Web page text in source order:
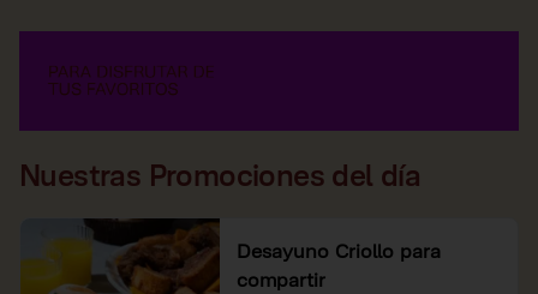
Nuestras Promociones del día
Desayuno Criollo para
compartir